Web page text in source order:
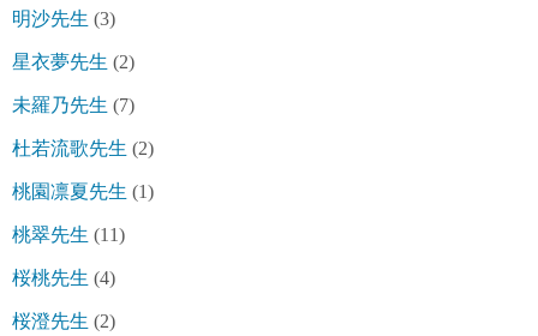
明沙先生 (3)
星衣夢先生 (2)
未羅乃先生 (7)
杜若流歌先生 (2)
桃園凛夏先生 (1)
桃翠先生 (11)
桜桃先生 (4)
桜澄先生 (2)